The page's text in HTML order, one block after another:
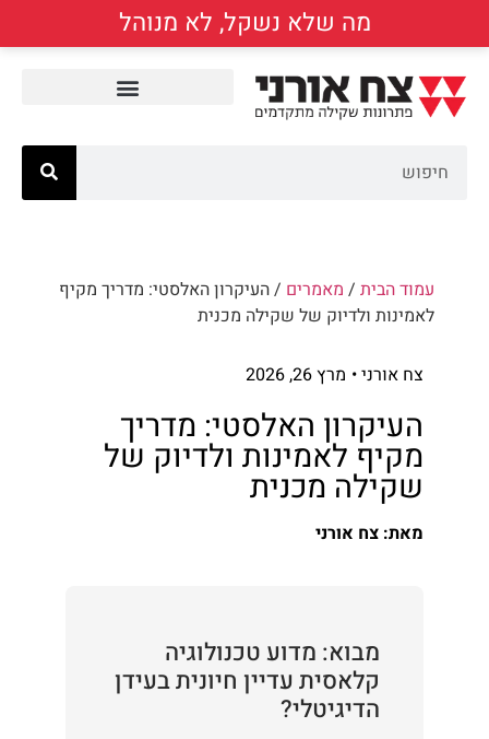
מה שלא נשקל, לא מנוהל
עמוד הבית / מאמרים / העיקרון האלסטי: מדריך מקיף
לאמינות ולדיוק של שקילה מכנית
צח אורני • מרץ 26, 2026
העיקרון האלסטי: מדריך
מקיף לאמינות ולדיוק של
שקילה מכנית
מאת: צח אורני
מבוא: מדוע טכנולוגיה
קלאסית עדיין חיונית בעידן
הדיגיטלי?